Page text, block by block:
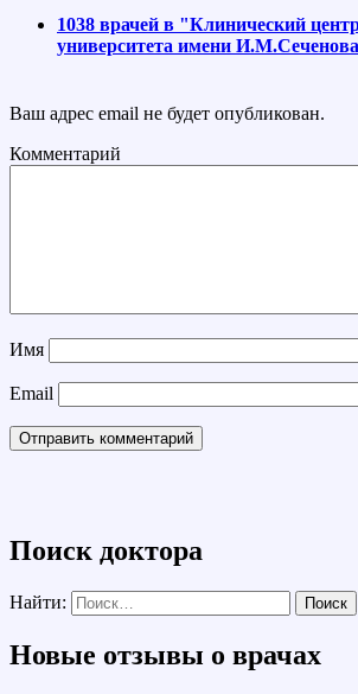
1038 врачей в "Клинический
университета имени
Ваш адрес email не будет опубликован.
Комментарий
Имя
Email
Поиск доктора
Найти:
Новые отзывы о врачах